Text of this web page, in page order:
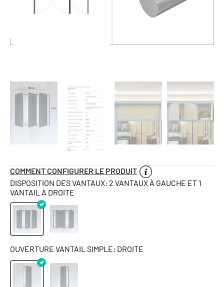
COMMENT CONFIGURER LE PRODUIT
DISPOSITION DES VANTAUX: 2 VANTAUX À GAUCHE ET 1
VANTAIL À DROITE
OUVERTURE VANTAIL SIMPLE: DROITE